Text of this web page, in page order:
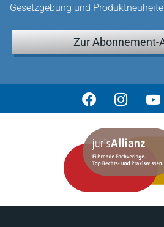
Gesetzgebung und
Zur Abonnement-